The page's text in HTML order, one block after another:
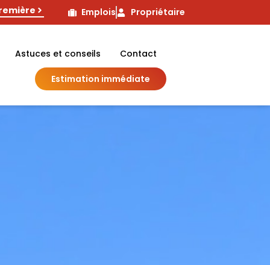
Emplois Propriétaire
Astuces et conseils Contact
Estimation immédiate